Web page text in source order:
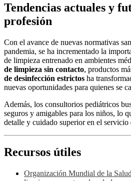
Tendencias actuales y
profesión
Con el avance de nuevas normativas
pandemia, se ha incrementado la
de limpieza entrenado en ambientes
de limpieza sin contacto, productos
de desinfección estrictos ha
nuevas oportunidades para quienes se
Además, los consultorios pediátricos
seguros y amigables para los niños, lo
detalle y cuidado superior en el servicio
Recursos útiles
Organización Mundial de la